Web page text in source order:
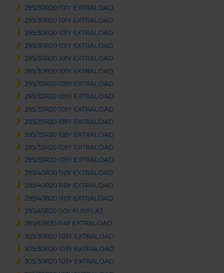
295/30R20 101Y EXTRALOAD
295/30R20 101Y EXTRALOAD
295/30R20 101Y EXTRALOAD
295/30R20 101Y EXTRALOAD
295/30R20 101Y EXTRALOAD
295/30R20 101Y EXTRALOAD
295/35R20 105Y EXTRALOAD
295/35R20 105Y EXTRALOAD
295/35R20 105Y EXTRALOAD
295/35R20 105Y EXTRALOAD
295/35R20 105Y EXTRALOAD
295/35R20 105Y EXTRALOAD
295/35R20 105Y EXTRALOAD
295/40R20 110Y EXTRALOAD
295/40R20 110Y EXTRALOAD
295/40R20 110Y EXTRALOAD
295/45R20 110Y RUNFLAT
295/45R20 114Y EXTRALOAD
305/30R20 103Y EXTRALOAD
305/30R20 103Y EXTRALOAD
305/30R20 103Y EXTRALOAD